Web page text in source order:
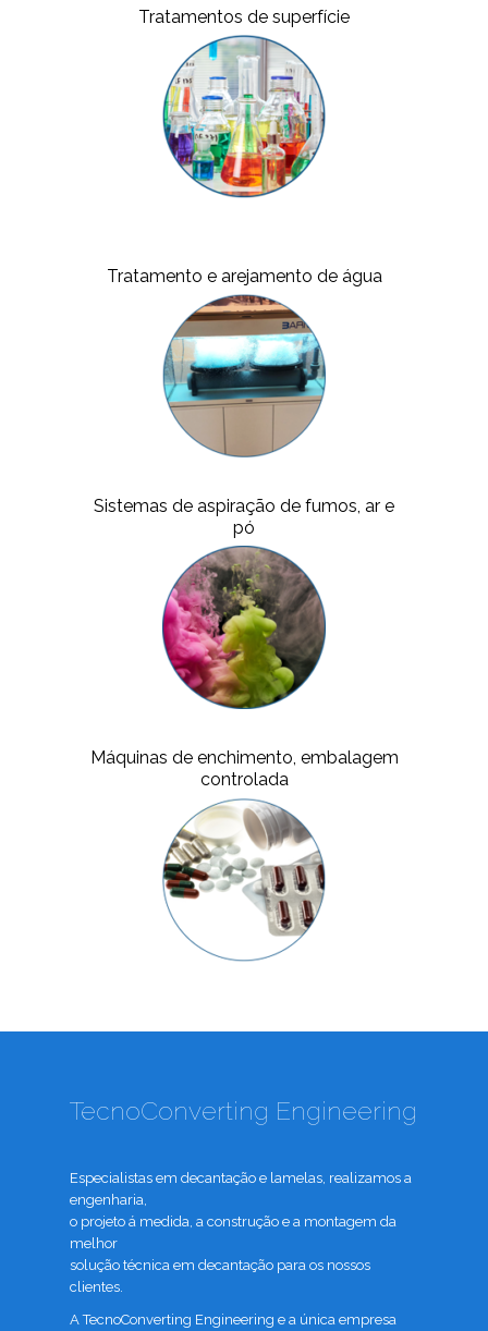
Tratamentos de superfície
Tratamento e arejamento de água
Sistemas de aspiração de fumos, ar e
pó
Máquinas de enchimento, embalagem
controlada
TecnoConverting Engineering
Especialistas em decantação e lamelas, realizamos a
engenharia,
o projeto á medida, a construção e a montagem da
melhor
solução técnica em decantação para os nossos
clientes.
A TecnoConverting Engineering e a única empresa